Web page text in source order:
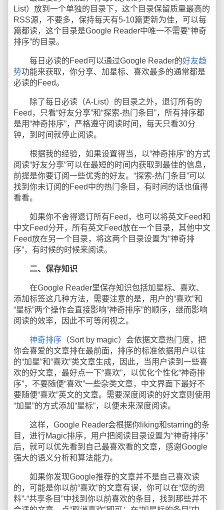
List）放到一个单独的目录下，这个目录保留质量最高的
RSS源，不要多，保持每天有5-10篇更新为佳，可以每
篇都读，这个目录是Google Reader中唯一不需要“神奇
排序”的目录。
每日必读的Feed可以通过Google Reader的好友趋
势功能来获取，你分享、加星标、喜欢最多的通常都是
必读的Feed。
除了每日必读（A-List）的目录之外，退订所有的
Feed，只看“好友分享”和“探索-热门条目”，所有排序都
是用“神奇排序”，严格遵守阅读时间，每天只看30分
钟，到时间就停止阅读。
根据我的经验，如果设置得当，以“神奇排序”的方式
阅读“好友分享”可以在最短的时间内获取到最佳的信息，
前提是你要订阅一些优秀的好友。“探索-热门条目”可以
找到你未订阅的Feed中的热门条目，有时间的话也值得
看看。
如果你不舍得退订所有Feed，也可以将英文Feed和
中文Feed分开，所有英文Feed放在一个目录，其他中文
Feed放在另一个目录，将这两个目录设置为“神奇排
序”，有时候的时候来阅读。
二、保存知识
在Google Reader里保存知识包括加星标、喜欢、
添加标签这几种方法，需要注意的是，用户的“喜欢”和
“星标”两个操作会直接影响“神奇排序”的顺序，继而影响
阅读的效率，因此不可等闲视之。
神奇排序 （Sort by magic）会依据文章热门度，把
你会喜爱的文章排在最前面，排序的标准依据用户以往
的“加星”和“喜欢”类文章生成，因此，当用户读到一些喜
欢的好文章，最好点一下“喜欢”，以优化个性化“神奇排
序”，不要随便“喜欢”一些杂类文章，中文界面下最好不
要随便“喜欢”英文的文章。需要深度阅读的好文章则使用
“加星”的方式添加“星标”，以便未来深度阅读。
这样，Google Reader会根据你liking和starring的条
目，进行Magic排序，用户把阅读目录设置为“神奇排序”
后，就可以优先看到自己最喜欢看的文章，感谢Google
强大的语义分析和算法能力。
如果你发现Google推荐的文章并不是自己喜欢读
的，可能是你以前“喜欢”的文章有误，你可以在“您的资
料”-“共享条目”中找到你以前喜欢的条目，找到那些并不